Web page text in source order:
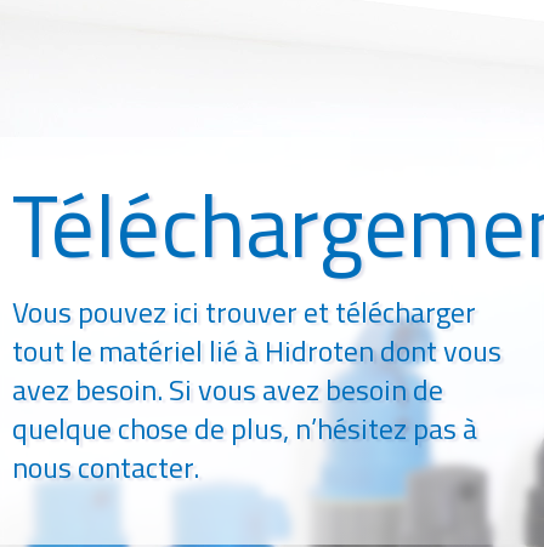
Vous pouvez ici trouver et télécharger
tout le matériel lié à Hidroten dont vous
avez besoin. Si vous avez besoin de
quelque chose de plus, n’hésitez pas à
nous contacter.